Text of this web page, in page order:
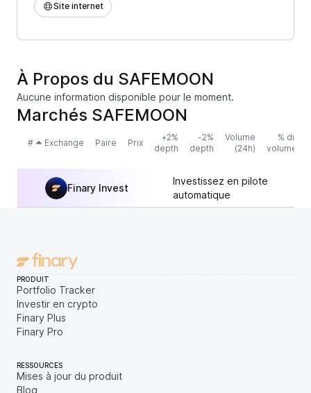
Site internet
À Propos du SAFEMOON
Aucune information disponible pour le moment.
Marchés SAFEMOON
# Exchange Paire Prix
+2%
depth
-2%
depth
Volume
(24h)
% du
volume
Finary Invest
Investissez en pilote
automatique
PRODUIT
Portfolio Tracker
Investir en crypto
Finary Plus
Finary Pro
RESSOURCES
Mises à jour du produit
Blog